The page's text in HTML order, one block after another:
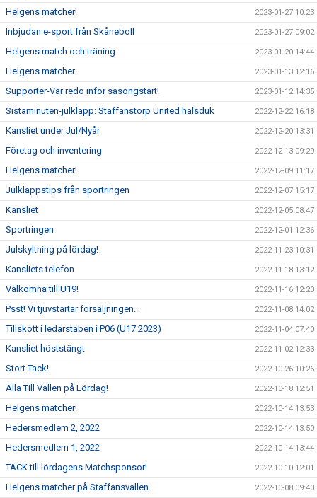
Helgens matcher! 2023-01-27 10:23
Inbjudan e-sport från Skåneboll 2023-01-27 09:02
Helgens match och träning 2023-01-20 14:44
Helgens matcher 2023-01-13 12:16
Supporter-Var redo inför säsongstart! 2023-01-12 14:35
Sistaminuten-julklapp: Staffanstorp United halsduk 2022-12-22 16:18
Kansliet under Jul/Nyår 2022-12-20 13:31
Företag och inventering 2022-12-13 09:29
Helgens matcher! 2022-12-09 11:17
Julklappstips från sportringen 2022-12-07 15:17
Kansliet 2022-12-05 08:47
Sportringen 2022-12-01 12:36
Julskyltning på lördag! 2022-11-23 10:31
Kansliets telefon 2022-11-18 13:12
Välkomna till U19! 2022-11-16 12:20
Psst! Vi tjuvstartar försäljningen... 2022-11-08 14:02
Tillskott i ledarstaben i P06 (U17 2023) 2022-11-04 07:40
Kansliet höststängt 2022-11-02 12:33
Stort Tack! 2022-10-26 10:26
Alla Till Vallen på Lördag! 2022-10-18 12:51
Helgens matcher! 2022-10-14 13:53
Hedersmedlem 2, 2022 2022-10-14 13:50
Hedersmedlem 1, 2022 2022-10-14 13:44
TACK till lördagens Matchsponsor! 2022-10-10 12:01
Helgens matcher på Staffansvallen 2022-10-08 09:40